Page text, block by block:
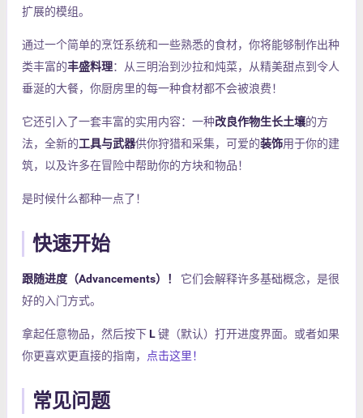
扩展的模组。
通过一个简单的烹饪系统和一些熟悉的食材，你将能够制作出种
类丰富的丰盛料理：从三明治到沙拉和炖菜，从精美甜点到令人
垂涎的大餐，你厨房里的每一种食材都不会被浪费！
它还引入了一套丰富的实用内容：一种改良作物生长土壤的方
法，全新的工具与武器供你狩猎和采集，可爱的装饰用于你的建
筑，以及许多在冒险中帮助你的方块和物品！
是时候什么都种一点了！
快速开始
跟随进度（Advancements）！
它们会解释许多基础概念，是很
好的入门方式。
拿起任意物品，然后按下L键（默认）打开进度界面。或者如果
你更喜欢更直接的指南，
点击这里！
常见问题